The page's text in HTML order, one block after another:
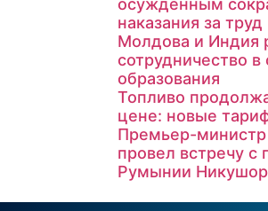
осужденным
наказания за труд
Молдова и Индия
сотрудничество
образования
Топливо
цене: новые
Премьер-
провел встречу с
Румынии